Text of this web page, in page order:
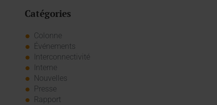
Catégories
Colonne
Événements
Interconnectivité
Interne
Nouvelles
Presse
Rapport